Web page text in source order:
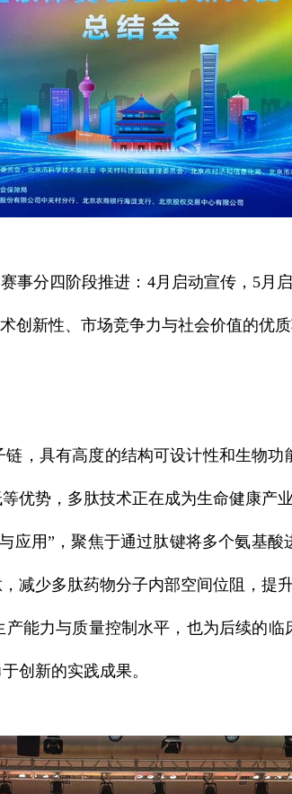
分四阶段推进：4月启动宣传，5月
创新性、市场竞争力与社会价值的优质
具有高度的结构可设计性和生物功
优势，多肽技术正在成为生命健康产业
用”，聚焦于通过肽键将多个氨基酸
减少多肽药物分子内部空间位阻，提
力与质量控制水平，也为后续的临
创新的实践成果。